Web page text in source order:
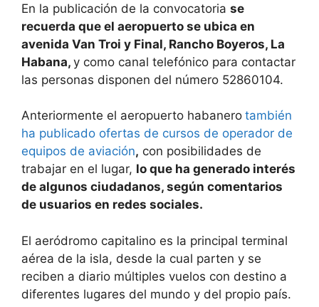
En la publicación de la convocatoria se
recuerda que el aeropuerto se ubica en
avenida Van Troi y Final, Rancho Boyeros, La
Habana, y como canal telefónico para contactar
las personas disponen del número 52860104.
Anteriormente el aeropuerto habanero también
ha publicado ofertas de cursos de operador de
equipos de aviación, con posibilidades de
trabajar en el lugar, lo que ha generado interés
de algunos ciudadanos, según comentarios
de usuarios en redes sociales.
El aeródromo capitalino es la principal terminal
aérea de la isla, desde la cual parten y se
reciben a diario múltiples vuelos con destino a
diferentes lugares del mundo y del propio país.